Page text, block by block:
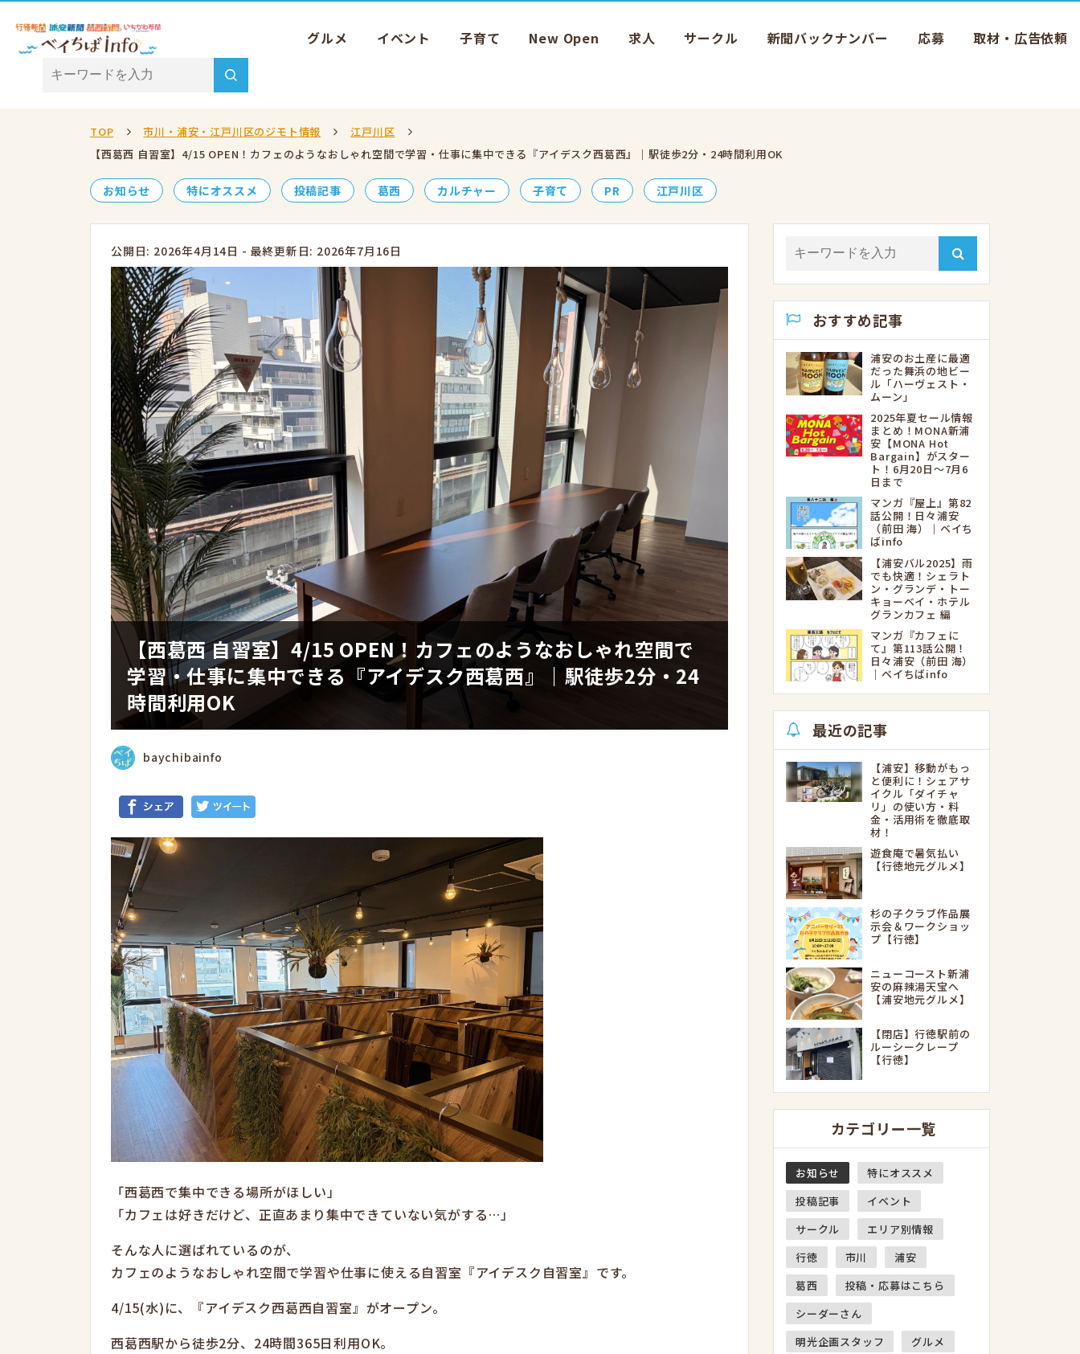
グルメ イベント 子育て New Open 求人 サークル 新聞バックナンバー 応募 取材・広告依頼
TOP 市川・浦安・江戸川区のジモト情報
江戸川区
【西葛西 自習室】4/15 OPEN！カフェのようなおしゃれ空間で学習・仕事に集中できる『アイデスク西葛西』｜駅徒歩2分・24時間利用OK
お知らせ 特にオススメ 投稿記事 葛西 カルチャー 子育て PR 江戸川区
公開日: 2026年4月14日 - 最終更新日: 2026年7月16日
【西葛西 自習室】4/15 OPEN！カフェのようなおしゃれ空間で
学習・仕事に集中できる『アイデスク西葛西』｜駅徒歩2分・24
時間利用OK
baychibainfo
「西葛西で集中できる場所がほしい」
「カフェは好きだけど、正直あまり集中できていない気がする…」
そんな人に選ばれているのが、
カフェのようなおしゃれ空間で学習や仕事に使える自習室『アイデスク自習室』です。
4/15(水)に、『アイデスク西葛西自習室』がオープン。
西葛西駅から徒歩2分、24時間365日利用OK。
おすすめ記事
浦安のお土産に最適
だった舞浜の地ビー
ル「ハーヴェスト・
ムーン」
2025年夏セール情報
まとめ！MONA新浦
安【MONA Hot
Bargain】がスター
ト！6月20日～7月6
日まで
マンガ『屋上』第82
話公開！日々浦安
（前田 海）｜ベイち
ばinfo
【浦安バル2025】雨
でも快適！シェラト
ン・グランデ・トー
キョーベイ・ホテル
グランカフェ 編
マンガ『カフェに
て』第113話公開！
日々浦安（前田 海）
｜ベイちばinfo
最近の記事
【浦安】移動がもっ
と便利に！シェアサ
イクル「ダイチャ
リ」の使い方・料
金・活用術を徹底取
材！
遊食庵で暑気払い
【行徳地元グルメ】
杉の子クラブ作品展
示会＆ワークショッ
プ【行徳】
ニューコースト新浦
安の麻辣湯天宝へ
【浦安地元グルメ】
【閉店】行徳駅前の
ルーシークレープ
【行徳】
カテゴリー一覧
お知らせ
特にオススメ
投稿記事
イベント
サークル
エリア別情報
行徳
市川
浦安
葛西
投稿・応募はこちら
シーダーさん
明光企画スタッフ
グルメ